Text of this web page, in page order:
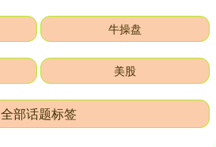
牛操盘
美股
全部话题标签